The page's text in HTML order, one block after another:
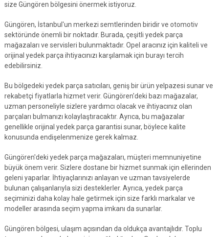
size Güngören bölgesini önermek istiyoruz.
Güngören, İstanbul'un merkezi semtlerinden biridir ve otomotiv
sektöründe önemli bir noktadır. Burada, çeşitli yedek parça
mağazaları ve servisleri bulunmaktadır. Opel aracınız için kaliteli ve
orijinal yedek parça ihtiyacınızı karşılamak için burayı tercih
edebilirsiniz.
Bu bölgedeki yedek parça satıcıları, geniş bir ürün yelpazesi sunar ve
rekabetçi fiyatlarla hizmet verir. Güngören'deki bazı mağazalar,
uzman personeliyle sizlere yardımcı olacak ve ihtiyacınız olan
parçaları bulmanızı kolaylaştıracaktır. Ayrıca, bu mağazalar
genellikle orijinal yedek parça garantisi sunar, böylece kalite
konusunda endişelenmenize gerek kalmaz.
Güngören'deki yedek parça mağazaları, müşteri memnuniyetine
büyük önem verir. Sizlere dostane bir hizmet sunmak için ellerinden
geleni yaparlar. İhtiyaçlarınızı anlayan ve uzman tavsiyelerde
bulunan çalışanlarıyla sizi desteklerler. Ayrıca, yedek parça
seçiminizi daha kolay hale getirmek için size farklı markalar ve
modeller arasında seçim yapma imkanı da sunarlar.
Güngören bölgesi, ulaşım açısından da oldukça avantajlıdır. Toplu